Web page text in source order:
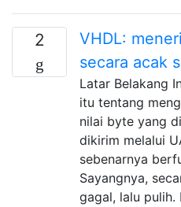
2
VHDL:
secara acak
Latar Belakang
itu tentang
nilai byte yang
dikirim melalui
sebenarnya
Sayangnya,
gagal, lalu pulih.